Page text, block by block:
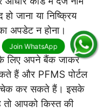
जाना या निष्क्रिय
अपडेट न होना।
लिए अपने बैंक जाकर
हैं और PFMS पोर्टल
चेक कर सकते हैं। इसके
तो आपको किस्त की